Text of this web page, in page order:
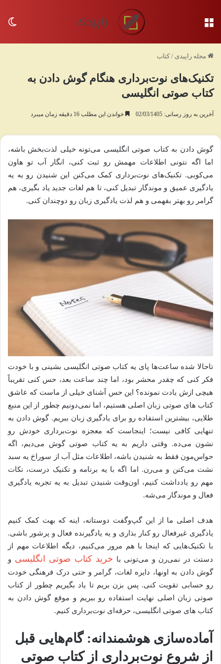
مجله راپیدی / کتاب
تکنیک‌های نوت‌برداری هنگام گوش دادن به
کتاب صوتی انگلیسی
آخرین به روز رسانی: 02/03/1405 خواندن این مطلب 16 دقیقه زمان میبرد
گوش دادن به کتاب صوتی انگلیسی می‌تونه خیلی لذت‌بخش باشه،
اما اگه نتونی اطلاعات مهمش رو ثبت کنی، انگار آب تو هاون
می‌کوبی. تکنیک‌های نوت‌برداری کمک می‌کنن این شنیدن رو به یه
یادگیری عمیق و موندگار تبدیل کنی، تا هم لغات جدید یاد بگیری، هم
گرامر رو بهتر بفهمی و هم لذت یادگیری زبان رو دوچندان کنی.
تاحالا شده ساعت‌ها پای یه کتاب صوتی انگلیسی بشینی و با خودت
فکر کنی که چقدر محشر بود، اما چند ساعت بعد، حس کنی تقریباً
هیچی ازش یادت نمونده؟ این حس آشنای خیلی از ماست که عاشق
کتاب های صوتی زبان اصلی هستیم، اما نمی‌دونیم چطور از این منبع
طلایی، بیشترین استفاده رو برای یادگیری زبان ببریم. گوش دادن به
تنهایی کافی نیست؛ اینجاست که معجزه نوت‌برداری خودش رو
نشون می‌ده. وقتی داریم به یه کتاب صوتی گوش می‌دیم، اگه
حواس‌مون فقط به شنیدن باشه، اطلاعات مثل آب از سوراخ یه سبد
نشت می‌کنن و می‌رن. اما اگه با یه برنامه و تکنیک درست، نکات
مهم رو یادداشت کنیم، اون‌وقت شنیدن تبدیل به یه تجربه یادگیری
فعال و موندگار می‌شه.
هدف اصلی ما از این گپ‌و‌گفت دوستانه، اینه که بهت کمک کنیم
یادگیری غیرفعال رو کنار بذاری و یه یادگیرنده فعال و پرشور باشی.
با تکنیک‌هایی که اینجا با هم مرور می‌کنیم، دیگه اطلاعات مهم از
دستت در نمی‌رن و می‌تونی با خرید کتاب صوتی انگلیسی و
گوش دادن به اونها، دایره لغات، گرامر و حتی درک فرهنگی خودت
رو حسابی تقویت کنی. پس بزن بریم تا یاد بگیریم چطور از کتاب
صوتی زبان اصلی نهایت استفاده رو ببریم و موقع گوش دادن به
کتاب های صوتی انگلیسی، حرفه‌ای نوت‌برداری کنیم.
آماده‌سازی هوشمندانه: گام‌هایی قبل
از شروع نوت‌برداری از کتاب صوتی